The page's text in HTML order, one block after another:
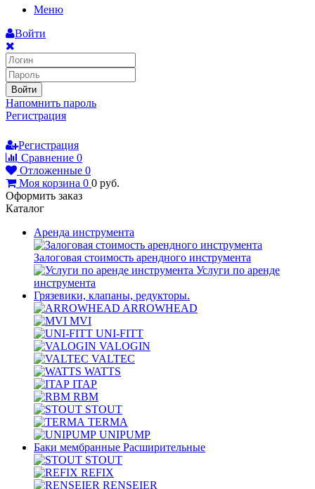
Меню
Войти
Войти
Напомнить пароль
Регистрация
Регистрация
Сравнение 0
Отложенные 0
Моя корзина 0 0 руб.
Оформить заказ
Каталог
Аренда инструмента
Залоговая стоимость арендного инструмента
Услуги по аренде
инструмента
Грязевики, клапаны, редукторы.
ARROWHEAD
MVI
UNI-FITT
VALOGIN
VALTEC
WATTS
ITAP
RBM
STOUT
TERMA
UNIPUMP
Баки мембранные Расширительные
STOUT
REFIX
RENSEIER